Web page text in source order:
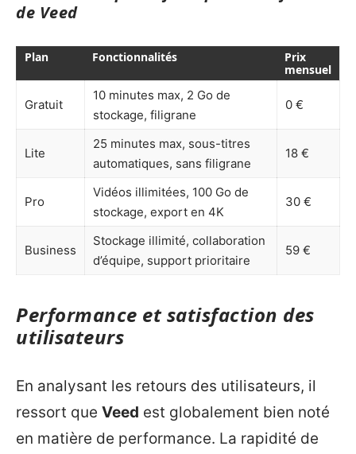
de Veed
Plan Fonctionnalités
Prix
mensuel
Gratuit
10 minutes max, 2 Go de
stockage, filigrane
0 €
Lite
25 minutes max, sous-titres
automatiques, sans filigrane
18 €
Pro
Vidéos illimitées, 100 Go de
stockage, export en 4K
30 €
Business
Stockage illimité, collaboration
d’équipe, support prioritaire
59 €
Performance et satisfaction des
utilisateurs
En analysant les retours des utilisateurs, il
ressort que Veed est globalement bien noté
en matière de performance. La rapidité de